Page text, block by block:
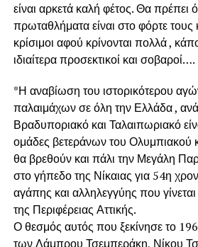
είναι αρκετά καλή φέτος. Θα
πρωταθλήματα είναι στο φόρτε τους
κρίσιμοι αφού κρίνονται πολλά ,
ιδιαίτερα προσεκτικοί και σοβαροί….
*Η αναβίωση του ιστορικότερου
παλαιμάχων σε όλη την Ελλάδα ,
Βραδυποριακό και Ταλαιπωριακό
ομάδες βετεράνων του Ολυμπιακού
θα βρεθούν και πάλι την Μεγάλη
στο γήπεδο της Νίκαιας για 54η
αγάπης και αλληλεγγύης που
της Περιφέρειας Αττικής.
Ο θεσμός αυτός που ξεκίνησε το
των Λάμπρου Τσεμπεράκη, Νίκου